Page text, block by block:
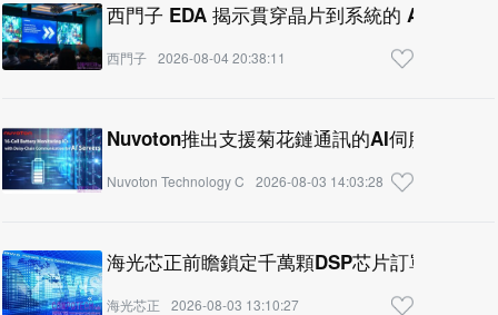
西門子 EDA 揭示貫穿晶片到系統的 AI 原生設
西門子 2026-08-04 20:38:11
Nuvoton推出支援菊花鏈通訊的AI伺服器用16
Nuvoton Technology C 2026-08-03 14:03:28
海光芯正前瞻鎖定千萬顆DSP芯片訂單 築牢AI
海光芯正 2026-08-03 13:10:27